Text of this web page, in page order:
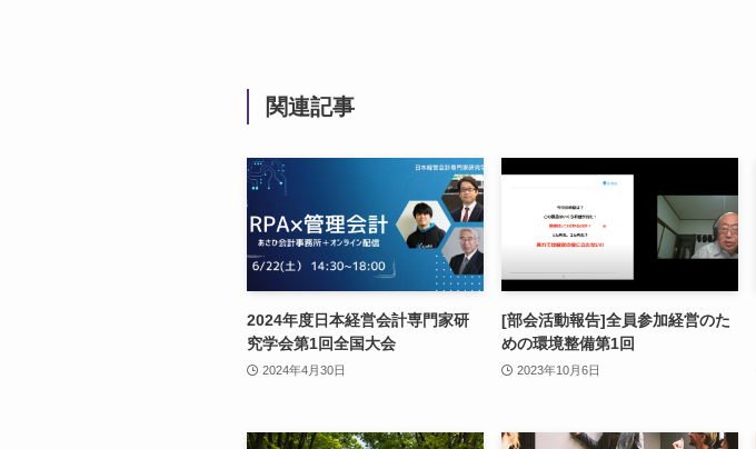
関連記事
2024年度日本経営会計専門家研
究学会第1回全国大会
2024年4月30日
[部会活動報告]全員参加経営のた
めの環境整備第1回
2023年10月6日